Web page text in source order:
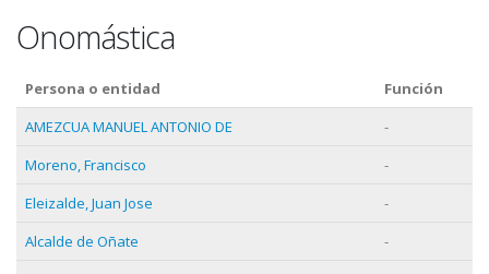
Onomástica
Persona o entidad
Función
AMEZCUA MANUEL ANTONIO DE
-
Moreno, Francisco
-
Eleizalde, Juan Jose
-
Alcalde de Oñate
-